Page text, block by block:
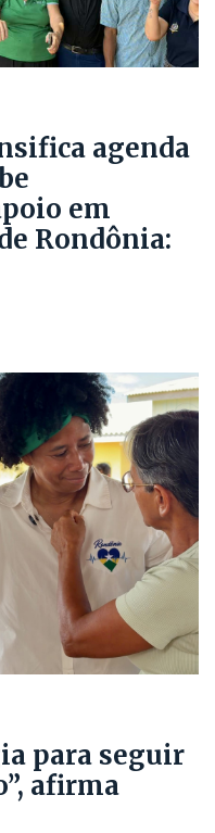
agenda
em
Rondônia:
para seguir
afirma